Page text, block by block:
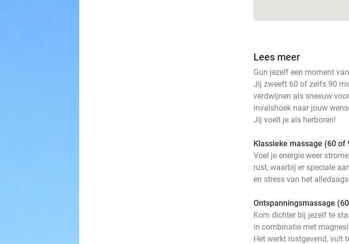
Lees meer
Gun jezelf een moment
Jij zweeft 60 of zelfs 90
verdwijnen als sneeuw
invalshoek naar jouw
Jij voelt je als herboren!
Klassieke massage (60 of
Voel je energie weer
rust, waarbij er speciale
en stress van het
Ontspanningsmassage
Kom dichter bij jezelf te
in combinatie met
Het werkt rustgevend, vult